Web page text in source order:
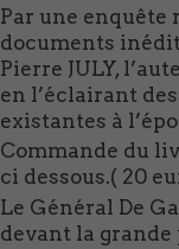
Par une enquête
documents
Pierre JULY,
en l’éclairant
existantes à
Commande du
ci dessous.( 20
Le Général De
devant la grande